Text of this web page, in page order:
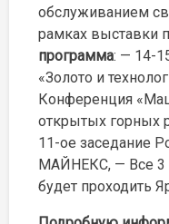
обслуживанием
рамках выставки
программа: — 14-
«Золото и
Конференция
открытых горных
11-ое заседание
МАЙНЕКС, — Все 3
будет проходить